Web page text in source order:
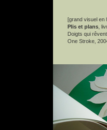
[grand visuel en
Plis et plans ,
Doigts qui
One Stroke,